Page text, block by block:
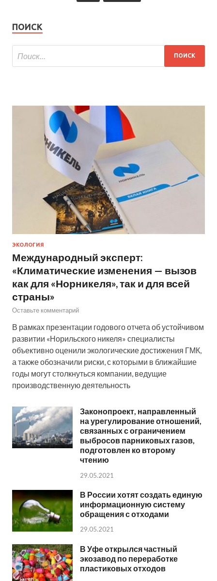
ПОИСК
ЭКОЛОГИЯ
Международный эксперт:
«Климатические изменения — вызов
как для «Норникеля», так и для всей
страны»
Оставьте комментарий
В рамках презентации годового отчета об устойчивом
развитии «Норильского никеля» специалисты
объективно оценили экологические достижения ГМК,
а также обозначили риски, с которыми в ближайшие
годы могут столкнуться компании, ведущие
производственную деятельность
Законопроект, направленный
на урегулирование отношений,
связанных с ограничением
выбросов парниковых газов,
подготовлен ко второму
чтению
29.05.2021
В России хотят создать единую
информационную систему
обращения с отходами
29.05.2021
В Уфе открылся частный
экозавод по переработке
пластиковых отходов